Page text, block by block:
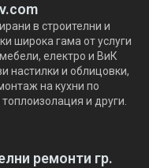
в строителни и
широка гама от услуги
електро и ВиК
настилки и облицовки,
на кухни по
и други.
ремонти гр.